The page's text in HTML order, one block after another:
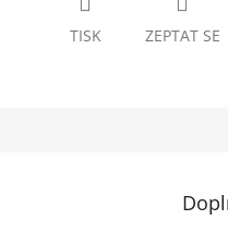
TISK ZEPTAT SE